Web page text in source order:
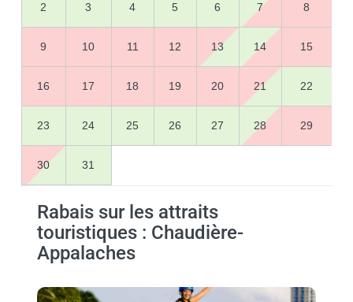
2 3 4 5 6 7 8
9 10 11 12 13 14 15
16 17 18 19 20 21 22
23 24 25 26 27 28 29
30 31
Rabais sur les attraits
touristiques : Chaudière-
Appalaches